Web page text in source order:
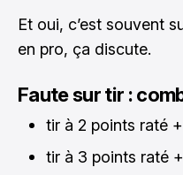
Et oui, c’est souvent
en pro, ça discute.
Faute sur tir :
tir à 2 points raté
tir à 3 points raté